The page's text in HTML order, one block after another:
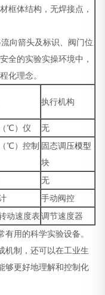
框体结构，无焊接点，
向箭头及标识、阀门位
全的实验实操环境中，
化理念。
执行机构
℃）仪
无
℃）控制 固态调压模型
块
无
手动阀控
动速度表 调节速度器
用的科学实验设备。
机制，还可以在工业生
够更好地理解和控制化